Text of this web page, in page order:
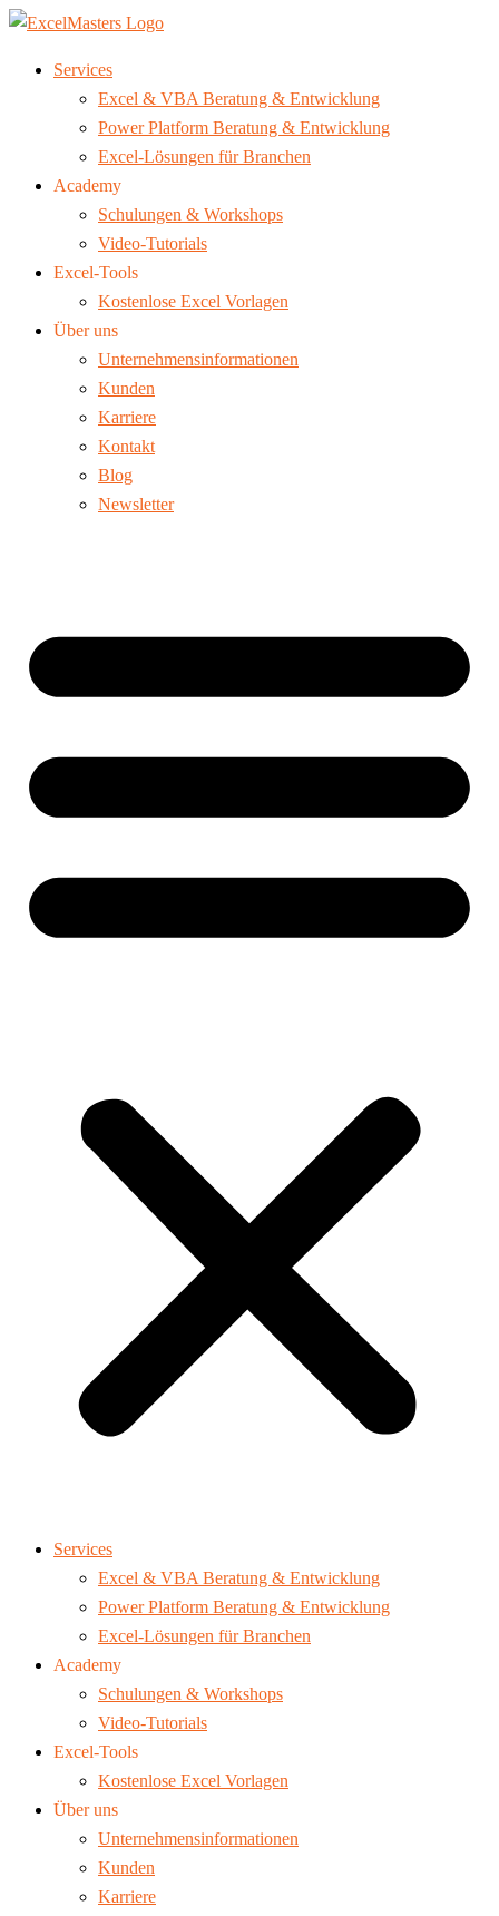
Services
Excel & VBA Beratung & Entwicklung
Power Platform Beratung & Entwicklung
Excel-Lösungen für Branchen
Academy
Schulungen & Workshops
Video-Tutorials
Excel-Tools
Kostenlose Excel Vorlagen
Über uns
Unternehmensinformationen
Kunden
Karriere
Kontakt
Blog
Newsletter
Services
Excel & VBA Beratung & Entwicklung
Power Platform Beratung & Entwicklung
Excel-Lösungen für Branchen
Academy
Schulungen & Workshops
Video-Tutorials
Excel-Tools
Kostenlose Excel Vorlagen
Über uns
Unternehmensinformationen
Kunden
Karriere